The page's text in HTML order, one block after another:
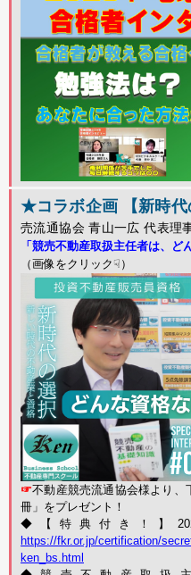
★コラボ企画 【新時代
売流通協会 青山一広 代表理
「競売不動産取扱主任者は、ど
（画像をクリック☟）
☞不動産競売流通協会様より、
冊」をプレゼント！
◆【特典付き！】
https://fkr.or.jp/certification/
ken_bs.html